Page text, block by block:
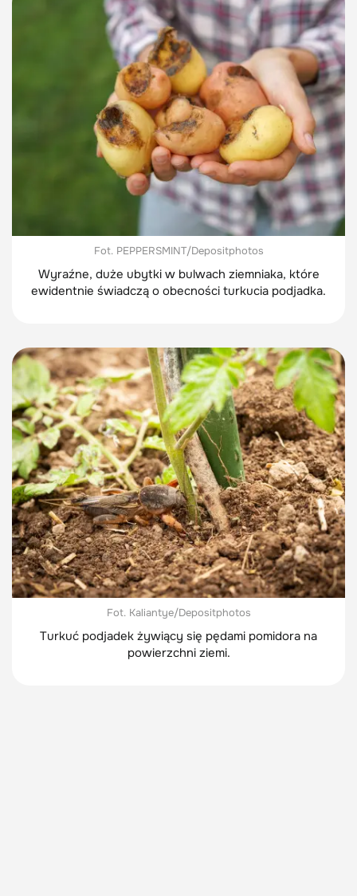
Fot. PEPPERSMINT/Depositphotos
Wyraźne, duże ubytki w bulwach ziemniaka, które
ewidentnie świadczą o obecności turkucia podjadka.
Fot. Kaliantye/Depositphotos
Turkuć podjadek żywiący się pędami pomidora na
powierzchni ziemi.